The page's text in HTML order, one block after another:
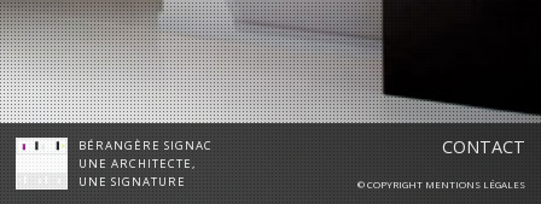
BÉRANGÈRE SIGNAC
UNE ARCHITECTE,
UNE SIGNATURE
CONTACT
© COPYRIGHT MENTIONS LÉGALES